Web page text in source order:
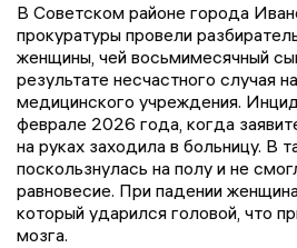
В Советском районе города
прокуратуры провели
женщины, чей восьмимесячный
результате несчастного случая
медицинского учреждения.
феврале 2026 года, когда
на руках заходила в больницу. В
поскользнулась на полу и не
равновесие. При падении
который ударился головой, что
мозга.